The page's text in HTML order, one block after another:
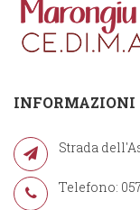
INFORMAZIONI
Strada
Telefono: